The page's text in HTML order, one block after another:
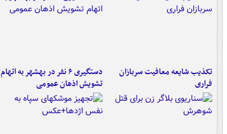
تکذیب شایعه معافیت سربازان
فراری
دستگیری ۶ نفر در بهشهر به اتهام
تشویش اذهان عمومی